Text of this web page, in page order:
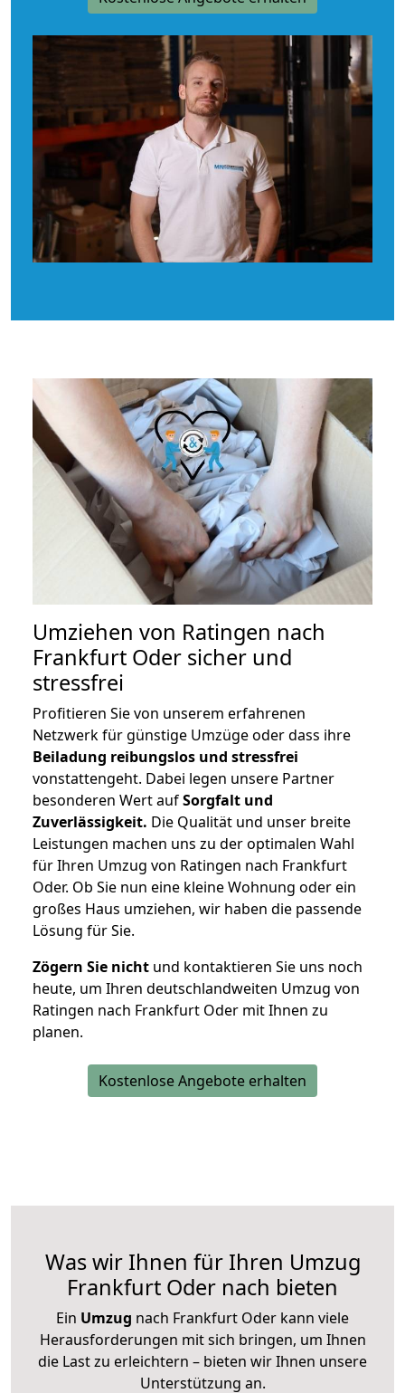
Umziehen von Ratingen nach
Frankfurt Oder sicher und
stressfrei
Profitieren Sie von unserem erfahrenen
Netzwerk für günstige Umzüge oder dass ihre
Beiladung reibungslos und stressfrei
vonstattengeht. Dabei legen unsere Partner
besonderen Wert aufSorgfalt und
Zuverlässigkeit. Die Qualität und unser breite
Leistungen machen uns zu der optimalen Wahl
für Ihren Umzug von Ratingen nach Frankfurt
Oder. Ob Sie nun eine kleine Wohnung oder ein
großes Haus umziehen, wir haben die passende
Lösung für Sie.
Zögern Sie nicht und kontaktieren Sie uns noch
heute, um Ihren deutschlandweiten Umzug von
Ratingen nach Frankfurt Oder mit Ihnen zu
planen.
Kostenlose Angebote erhalten
Was wir Ihnen für Ihren Umzug
Frankfurt Oder nach bieten
Ein Umzug nach Frankfurt Oder kann viele
Herausforderungen mit sich bringen, um Ihnen
die Last zu erleichtern – bieten wir Ihnen unsere
Unterstützung an.